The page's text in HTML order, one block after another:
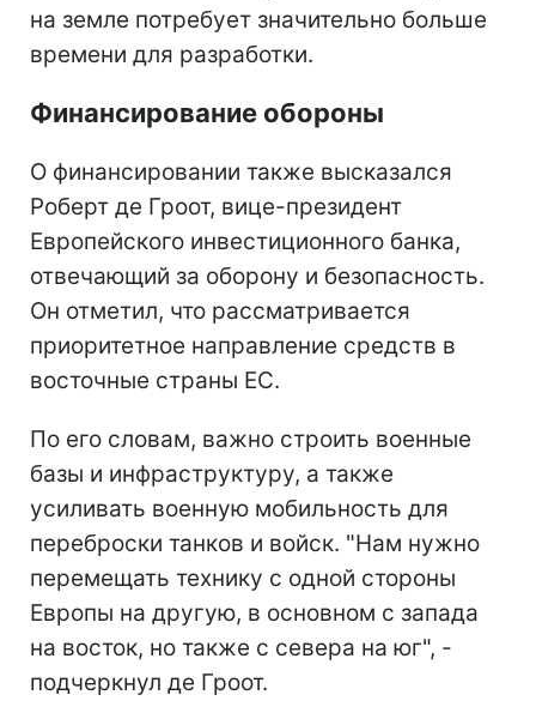
на земле потребует значительно больше
времени для разработки.
Финансирование обороны
О финансировании также высказался
Роберт де Гроот, вице-президент
Европейского инвестиционного банка,
отвечающий за оборону и безопасность.
Он отметил, что рассматривается
приоритетное направление средств в
восточные страны ЕС.
По его словам, важно строить военные
базы и инфраструктуру, а также
усиливать военную мобильность для
переброски танков и войск. "Нам нужно
перемещать технику с одной стороны
Европы на другую, в основном с запада
на восток, но также с севера на юг", -
подчеркнул де Гроот.